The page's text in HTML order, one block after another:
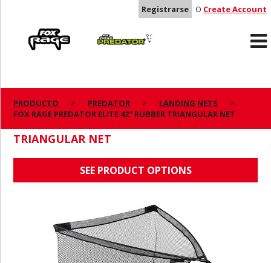
Registrarse O Create Account
Predator
PRODUCTO PREDATOR
LANDING NETS
FOX RAGE PREDATOR ELITE 42" RUBBER TRIANGULAR NET
TRIANGULAR NET
SEE PRODUCT OPTIONS